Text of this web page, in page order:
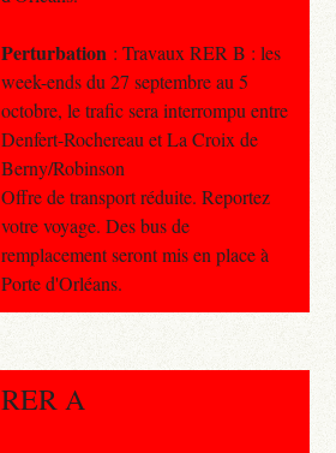
Perturbation : Travaux RER B : les
week-ends du 27 septembre au 5
octobre, le trafic sera interrompu entre
Denfert-Rochereau et La Croix de
Berny/Robinson
Offre de transport réduite. Reportez
votre voyage. Des bus de
remplacement seront mis en place à
Porte d'Orléans.
RER A